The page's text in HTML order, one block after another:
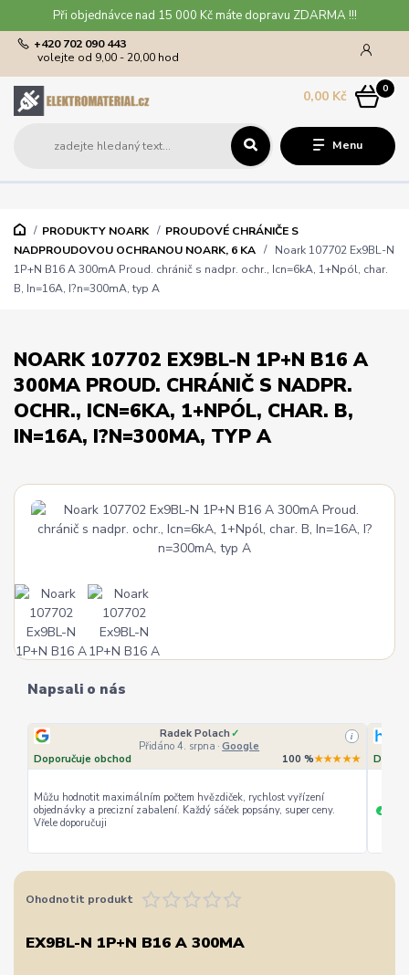
Při objednávce nad 15 000 Kč máte dopravu ZDARMA !!!
Menu
+420 702 090 443
volejte od 9,00 - 20,00 hod
0
0,00 Kč
PRODUKTY NOARK
PROUDOVÉ CHRÁNIČE S
NADPROUDOVOU OCHRANOU NOARK, 6 KA
Noark 107702 Ex9BL-N
1P+N B16 A 300mA Proud. chránič s nadpr. ochr., Icn=6kA, 1+Npól, char.
B, In=16A, I?n=300mA, typ A
NOARK 107702 EX9BL-N 1P+N B16 A
300MA PROUD. CHRÁNIČ S NADPR.
OCHR., ICN=6KA, 1+NPÓL, CHAR. B,
IN=16A, I?N=300MA, TYP A
Napsali o nás
Radek Polach ✓
Přidáno 4. srpna · Google
i
Doporučuje obchod 100 %★★★★★
Můžu hodnotit maximálním počtem hvězdiček, rychlost vyřízení
objednávky a precizní zabalení. Každý sáček popsány, super ceny.
Vřele doporučuji
+
Ohodnotit produkt
EX9BL-N 1P+N B16 A 300MA